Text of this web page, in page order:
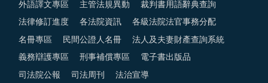
外語譯文專區 主管法規異動 裁判書用語辭典查詢
法律修訂進度 各法院資訊 各級法院法官事務分配
名冊專區 民間公證人名冊 法人及夫妻財產查詢系統
義務辯護專區 刑事補償專區 電子書出版品
司法院公報 司法周刊 法治宣導